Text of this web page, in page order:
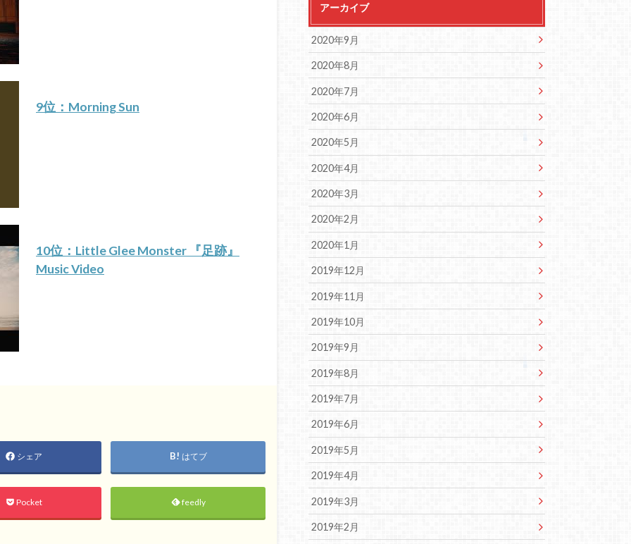
9位：Morning Sun
10位：Little Glee Monster 『足跡』
Music Video
シェア はてブ
Pocket feedly
アーカイブ
2020年9月
2020年8月
2020年7月
2020年6月
2020年5月
2020年4月
2020年3月
2020年2月
2020年1月
2019年12月
2019年11月
2019年10月
2019年9月
2019年8月
2019年7月
2019年6月
2019年5月
2019年4月
2019年3月
2019年2月